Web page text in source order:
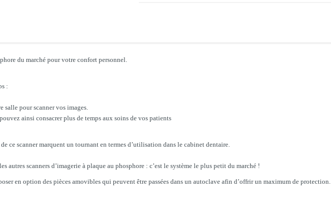
du marché pour votre confort personnel.
:
salle pour scanner vos images.
ainsi consacrer plus de temps aux soins de vos patients
ce scanner marquent un tournant en termes d’utilisation dans le cabinet dentaire.
autres scanners d’imagerie à plaque au phosphore : c’est le système le plus petit du marché !
en option des pièces amovibles qui peuvent être passées dans un autoclave afin d’offrir un maximum de protection.